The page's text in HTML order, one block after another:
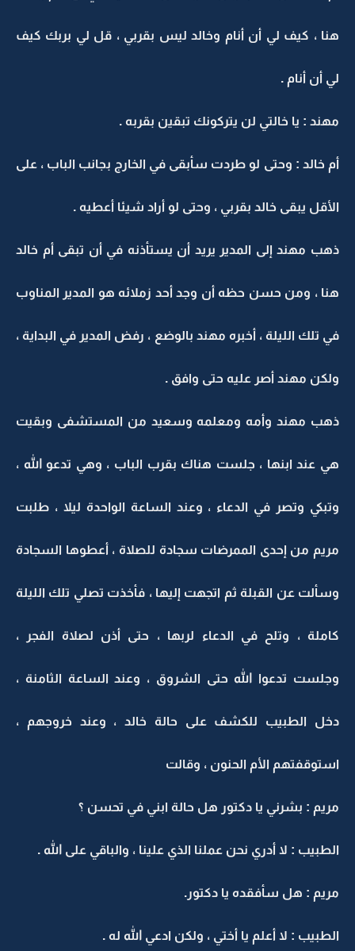
هنا ، كيف لي أن أنام وخالد ليس بقربي ، قل لي بربك كيف
لي أن أنام .
مهند : يا خالتي لن يتركونك تبقين بقربه .
أم خالد : وحتى لو طردت سأبقى في الخارج بجانب الباب ، على
الأقل يبقى خالد بقربي ، وحتى لو أراد شيئا أعطيه .
ذهب مهند إلى المدير يريد أن يستأذنه في أن تبقى أم خالد
هنا ، ومن حسن حظه أن وجد أحد زملائه هو المدير المناوب
في تلك الليلة ، أخبره مهند بالوضع ، رفض المدير في البداية ،
ولكن مهند أصر عليه حتى وافق .
ذهب مهند وأمه ومعلمه وسعيد من المستشفى وبقيت
هي عند ابنها ، جلست هناك بقرب الباب ، وهي تدعو الله ،
وتبكي وتصر في الدعاء ، وعند الساعة الواحدة ليلا ، طلبت
مريم من إحدى الممرضات سجادة للصلاة ، أعطوها السجادة
وسألت عن القبلة ثم اتجهت إليها ، فأخذت تصلي تلك الليلة
كاملة ، وتلح في الدعاء لربها ، حتى أذن لصلاة الفجر ،
وجلست تدعوا الله حتى الشروق ، وعند الساعة الثامنة ،
دخل الطبيب للكشف على حالة خالد ، وعند خروجهم ،
استوقفتهم الأم الحنون ، وقالت
مريم : بشرني يا دكتور هل حالة ابني في تحسن ؟
الطبيب : لا أدري نحن عملنا الذي علينا ، والباقي على الله .
مريم : هل سأفقده يا دكتور.
الطبيب : لا أعلم يا أختي ، ولكن ادعي الله له .